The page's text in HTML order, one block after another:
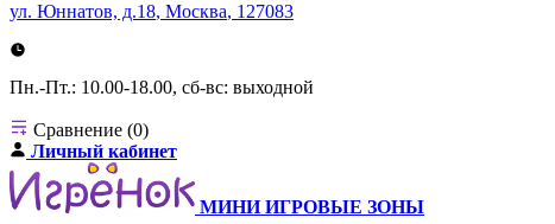
ул. Юннатов, д.18, Москва, 127083
Пн.-Пт.: 10.00-18.00, сб-вс: выходной
Сравнение (0)
Личный кабинет
МИНИ ИГРОВЫЕ ЗОНЫ